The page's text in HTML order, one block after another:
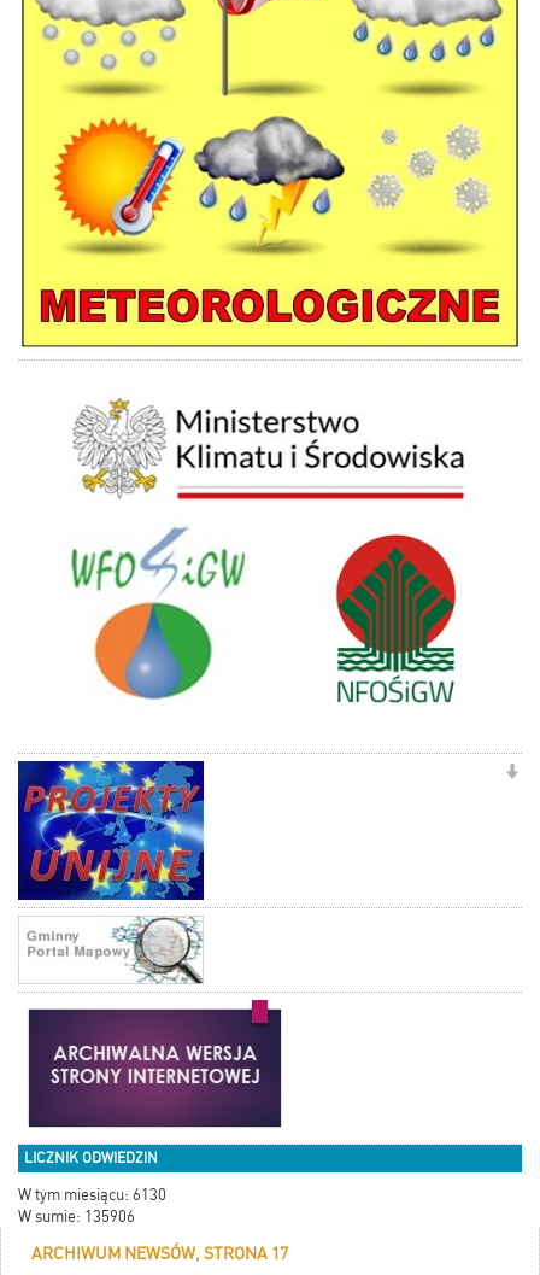
LICZNIK ODWIEDZIN
W tym miesiącu: 6130
W sumie: 135906
ARCHIWUM NEWSÓW, STRONA 17